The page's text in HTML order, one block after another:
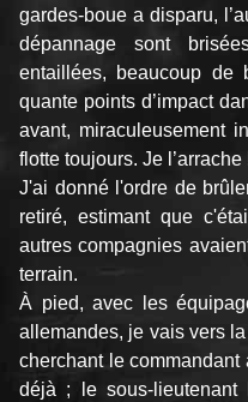
gardes-boue a disparu,
dépannage sont
entaillées, beaucoup
quante points d’impact
avant, miraculeusement
flotte toujours. Je l’arrache
J'ai donné l'ordre de
retiré, estimant que
autres compagnies
terrain.
À pied, avec les
allemandes, je vais vers
cherchant le
déjà ; le sous-lieutenant